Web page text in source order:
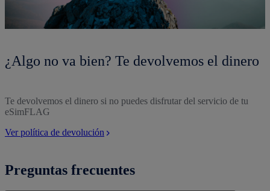
¿Algo no va bien? Te devolvemos el dinero
Te devolvemos el dinero si no puedes disfrutar del servicio de tu
eSimFLAG
Ver política de devolución
Preguntas frecuentes